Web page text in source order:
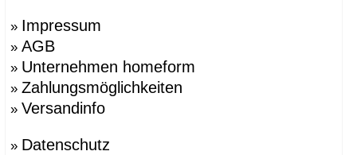
» Impressum
» AGB
» Unternehmen homeform
» Zahlungsmöglichkeiten
» Versandinfo
» Datenschutz